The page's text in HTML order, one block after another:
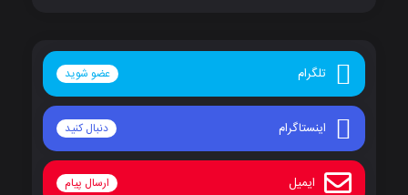
تلگرام عضو شوید
اینستاگرام دنبال کنید
ایمیل ارسال پیام